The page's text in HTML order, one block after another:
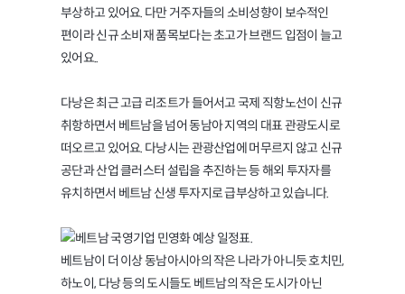
부상하고 있어요. 다만 거주자들의 소비성향이 보수적인
편이라 신규 소비재 품목보다는 초고가 브랜드 입점이 늘고
있어요..
다낭은 최근 고급 리조트가 들어서고 국제 직항노선이 신규
취항하면서 베트남을 넘어 동남아 지역의 대표 관광도시로
떠오르고 있어요. 다낭시는 관광산업에 머무르지 않고 신규
공단과 산업 클러스터 설립을 추진하는 등 해외 투자자를
유치하면서 베트남 신생 투자지로 급부상하고 있습니다.
베트남이 더 이상 동남아시아의 작은 나라가 아니듯 호치민,
하노이, 다낭 등의 도시들도 베트남의 작은 도시가 아닌